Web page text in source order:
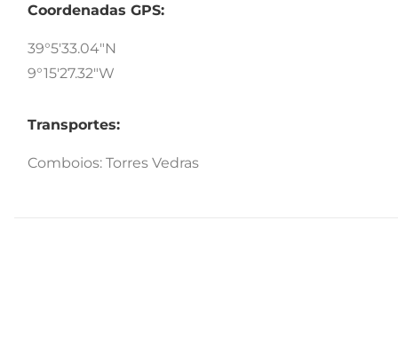
Coordenadas GPS:
39°5'33.04"N
9°15'27.32"W
Transportes:
Comboios: Torres Vedras